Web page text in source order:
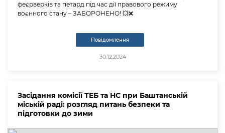
феєрверків та петард під час дії правового режиму
воєнного стану – ЗАБОРОНЕНО! 💥❌️
Повідомлення
30.12.2024
Засідання комісії ТЕБ та НС при Баштанській
міській раді: розгляд питань безпеки та
підготовки до зими